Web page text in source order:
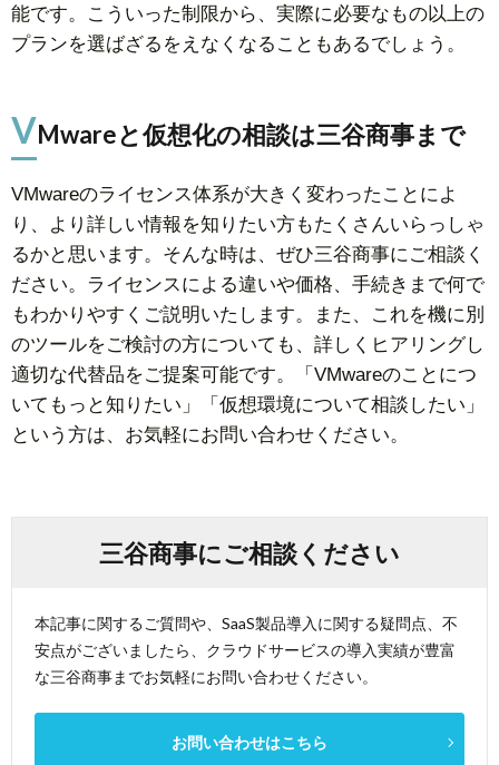
能です。こういった制限から、実際に必要なもの以上の
プランを選ばざるをえなくなることもあるでしょう。
VMwareと仮想化の相談は三谷商事まで
VMwareのライセンス体系が大きく変わったことによ
り、より詳しい情報を知りたい方もたくさんいらっしゃ
るかと思います。そんな時は、ぜひ三谷商事にご相談く
ださい。ライセンスによる違いや価格、手続きまで何で
もわかりやすくご説明いたします。また、これを機に別
のツールをご検討の方についても、詳しくヒアリングし
適切な代替品をご提案可能です。「VMwareのことにつ
いてもっと知りたい」「仮想環境について相談したい」
という方は、お気軽にお問い合わせください。
三谷商事にご相談ください
本記事に関するご質問や、SaaS製品導入に関する疑問点、不
安点がございましたら、クラウドサービスの導入実績が豊富
な三谷商事までお気軽にお問い合わせください。
お問い合わせはこちら